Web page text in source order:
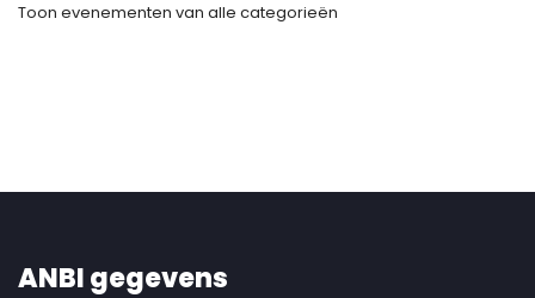
Toon evenementen van alle categorieën
ANBI gegevens